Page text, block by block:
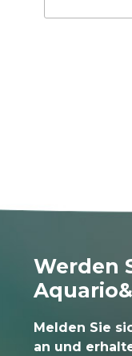
Werden
Melden Sie
an und